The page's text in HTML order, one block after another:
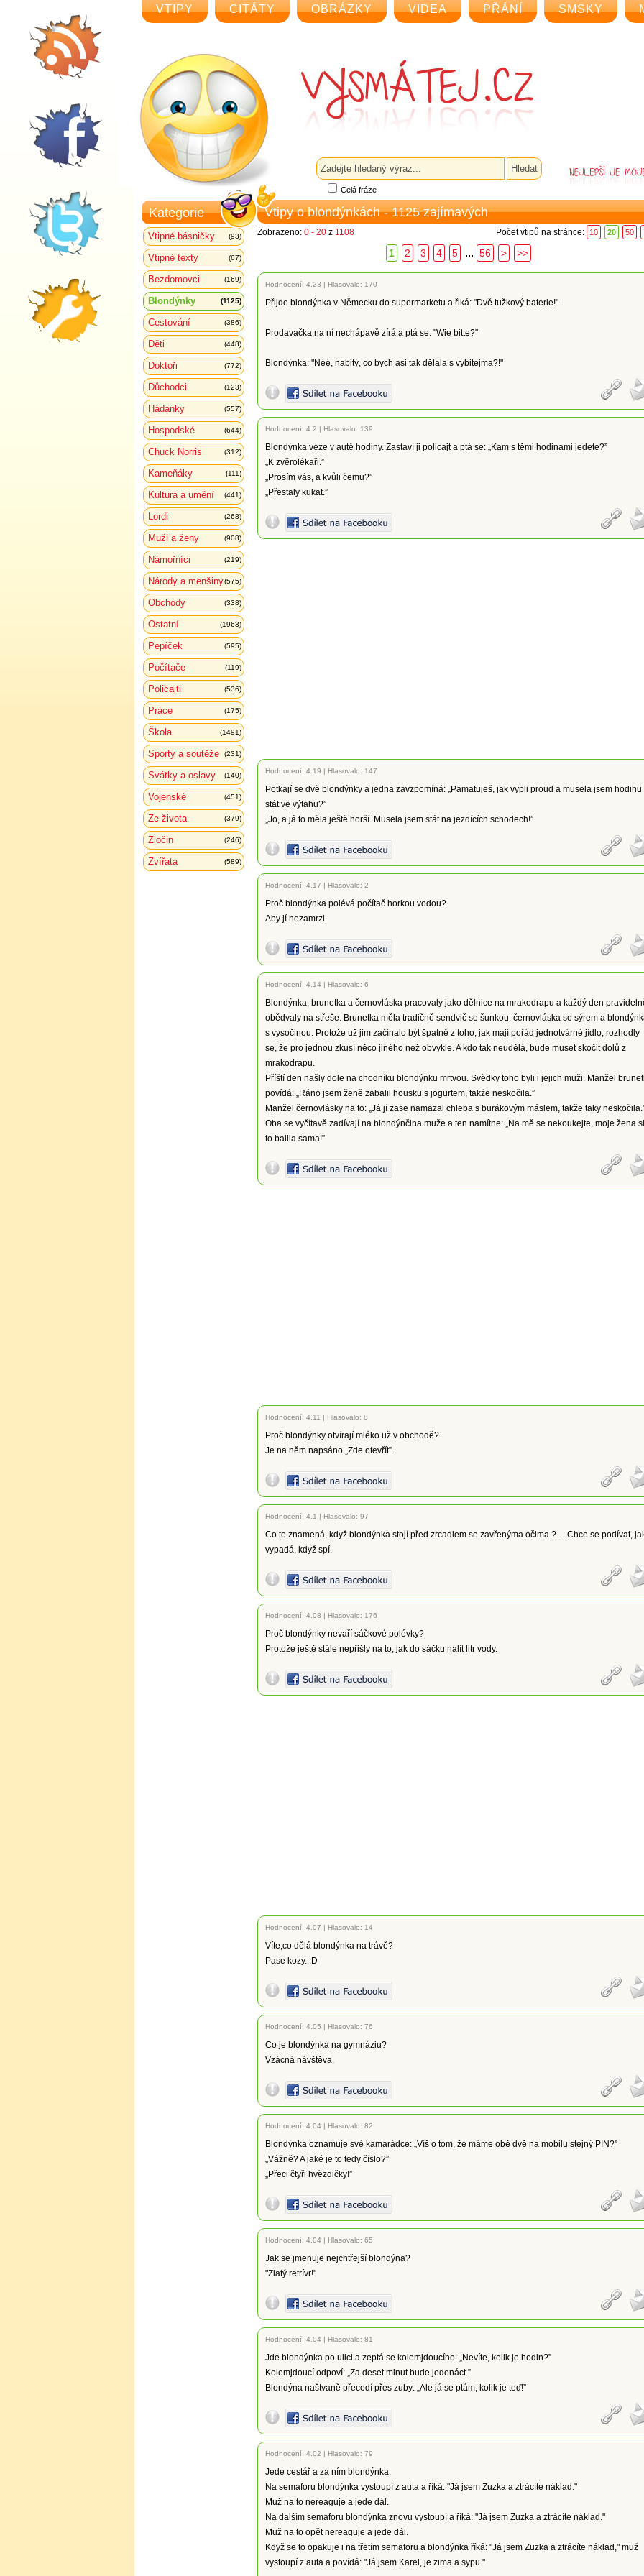
VTIPY CITÁTY OBRÁZKY VIDEA PŘÁNÍ SMSKY
Celá fráze
Kategorie
Vtipné básničky (93)
Vtipné texty (67)
Bezdomovci (169)
Blondýnky (1125)
Cestování (386)
Děti (448)
Doktoři (772)
Důchodci (123)
Hádanky (557)
Hospodské (644)
Chuck Norris (312)
Kameňáky (111)
Kultura a umění (441)
Lordi (268)
Muži a ženy (908)
Námořníci (219)
Národy a menšiny(575)
Obchody (338)
Ostatní (1963)
Pepíček (595)
Počítače (119)
Policajti (536)
Práce (175)
Škola (1491)
Sporty a soutěže (231)
Svátky a oslavy (140)
Vojenské (451)
Ze života (379)
Zločin (246)
Zvířata (589)
Vtipy o blondýnkách - 1125 zajímavých
Zobrazeno: 0 - 20 z 1108 Počet vtipů na stránce: 10 20 50
1 2 3 4 5 ... 56 > >>
Hodnocení: 4.23 | Hlasovalo: 170
Přijde blondýnka v Německu do supermarketu a řiká: "Dvě tužkový baterie!"
Prodavačka na ní nechápavě zírá a ptá se: "Wie bitte?"
Blondýnka: "Néé, nabitý, co bych asi tak dělala s vybitejma?!"
Hodnocení: 4.2 | Hlasovalo: 139
Blondýnka veze v autě hodiny. Zastaví ji policajt a ptá se: „Kam s těmi hodinami jedete?”
„K zvěrolékaři.”
„Prosím vás, a kvůli čemu?”
„Přestaly kukat.”
Hodnocení: 4.19 | Hlasovalo: 147
Potkají se dvě blondýnky a jedna zavzpomíná: „Pamatuješ, jak vypli proud a musela jsem hodinu
stát ve výtahu?”
„Jo, a já to měla ještě horší. Musela jsem stát na jezdících schodech!”
Hodnocení: 4.17 | Hlasovalo: 2
Proč blondýnka polévá počítač horkou vodou?
Aby jí nezamrzl.
Hodnocení: 4.14 | Hlasovalo: 6
Blondýnka, brunetka a černovláska pracovaly jako dělnice na mrakodrapu a každý den
obědvaly na střeše. Brunetka měla tradičně sendvič se šunkou, černovláska se sýrem a
s vysočinou. Protože už jim začínalo být špatně z toho, jak mají pořád jednotvárné jídlo, rozhodly
se, že pro jednou zkusí něco jiného než obvykle. A kdo tak neudělá, bude muset skočit dolů z
mrakodrapu.
Příští den našly dole na chodníku blondýnku mrtvou. Svědky toho byli i jejich muži. Manžel
povídá: „Ráno jsem ženě zabalil housku s jogurtem, takže neskočila.”
Manžel černovlásky na to: „Já jí zase namazal chleba s burákovým máslem, takže taky
Oba se vyčítavě zadívají na blondýnčina muže a ten namítne: „Na mě se nekoukejte, moje žena si
to balila sama!”
Hodnocení: 4.11 | Hlasovalo: 8
Proč blondýnky otvírají mléko už v obchodě?
Je na něm napsáno „Zde otevřít”.
Hodnocení: 4.1 | Hlasovalo: 97
Co to znamená, když blondýnka stojí před zrcadlem se zavřenýma očima ? …Chce se podívat,
vypadá, když spí.
Hodnocení: 4.08 | Hlasovalo: 176
Proč blondýnky nevaří sáčkové polévky?
Protože ještě stále nepřišly na to, jak do sáčku nalít litr vody.
Hodnocení: 4.07 | Hlasovalo: 14
Víte,co dělá blondýnka na trávě?
Pase kozy. :D
Hodnocení: 4.05 | Hlasovalo: 76
Co je blondýnka na gymnáziu?
Vzácná návštěva.
Hodnocení: 4.04 | Hlasovalo: 82
Blondýnka oznamuje své kamarádce: „Víš o tom, že máme obě dvě na mobilu stejný PIN?”
„Vážně? A jaké je to tedy číslo?”
„Přeci čtyři hvězdičky!”
Hodnocení: 4.04 | Hlasovalo: 65
Jak se jmenuje nejchtřejší blondýna?
"Zlatý retrívr!"
Hodnocení: 4.04 | Hlasovalo: 81
Jde blondýnka po ulici a zeptá se kolemjdoucího: „Nevíte, kolik je hodin?”
Kolemjdoucí odpoví: „Za deset minut bude jedenáct.”
Blondýna naštvaně přecedí přes zuby: „Ale já se ptám, kolik je teď!”
Hodnocení: 4.02 | Hlasovalo: 79
Jede cestář a za ním blondýnka.
Na semaforu blondýnka vystoupí z auta a říká: "Já jsem Zuzka a ztrácíte náklad."
Muž na to nereaguje a jede dál.
Na dalším semaforu blondýnka znovu vystoupí a říká: "Já jsem Zuzka a ztrácíte náklad."
Muž na to opět nereaguje a jede dál.
Když se to opakuje i na třetím semaforu a blondýnka říká: "Já jsem Zuzka a ztrácíte náklad," muž
vystoupí z auta a povídá: "Já jsem Karel, je zima a sypu."